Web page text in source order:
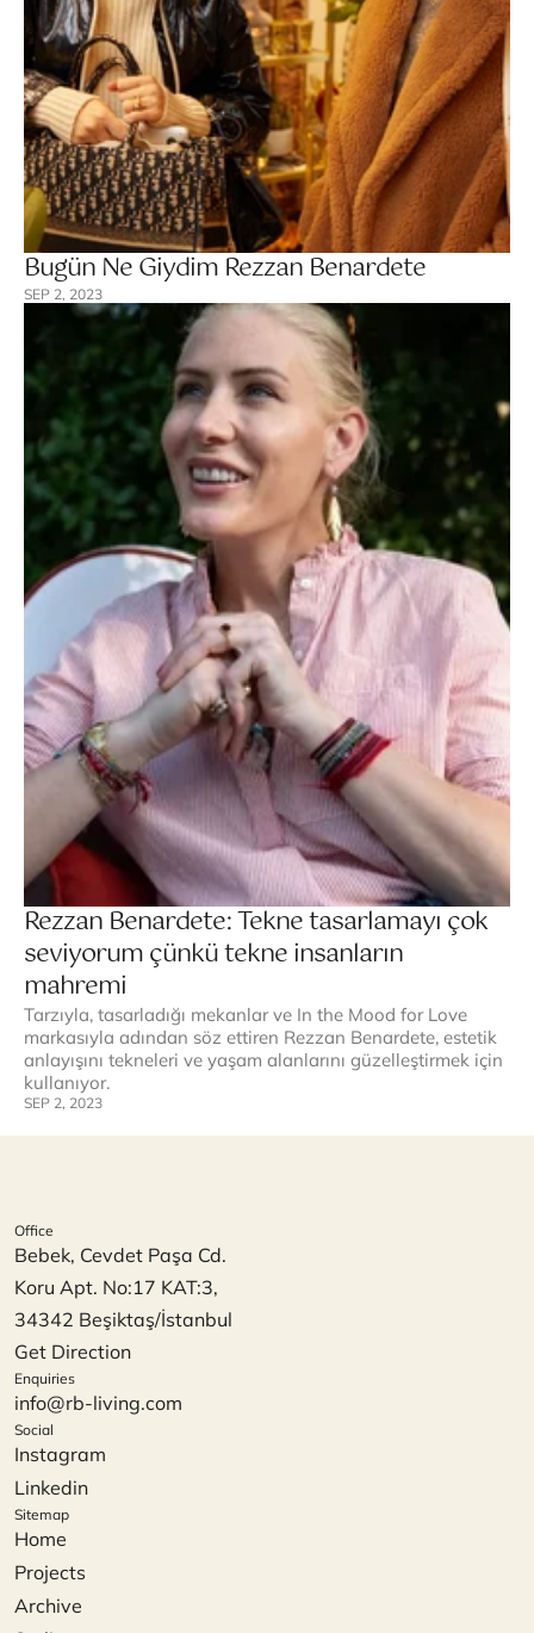
Bugün Ne Giydim Rezzan Benardete
SEP 2, 2023
Rezzan Benardete: Tekne tasarlamayı çok
seviyorum çünkü tekne insanların
mahremi
Tarzıyla, tasarladığı mekanlar ve In the Mood for Love
markasıyla adından söz ettiren Rezzan Benardete, estetik
anlayışını tekneleri ve yaşam alanlarını güzelleştirmek için
kullanıyor.
SEP 2, 2023
Office
Bebek, Cevdet Paşa Cd.
Koru Apt. No:17 KAT:3,
34342 Beşiktaş/İstanbul
Get Direction
Enquiries
info@rb-living.com
Social
Instagram
Linkedin
Sitemap
Home
Projects
Archive